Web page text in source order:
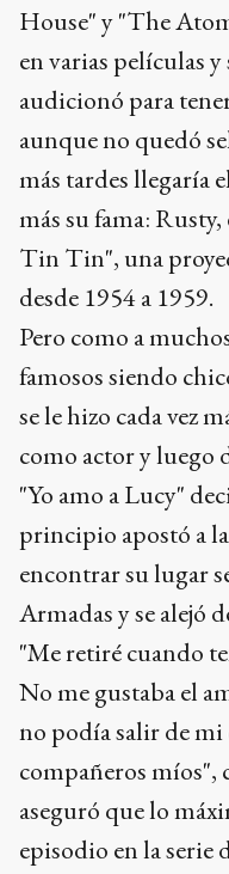
House" y "The
en varias películas
audicionó para
aunque no quedó
más tardes llegaría
más su fama:
Tin Tin", una
desde 1954 a 1959.
Pero como a
famosos siendo
se le hizo cada vez
como actor y luego
"Yo amo a Lucy"
principio apostó a
encontrar su lugar
Armadas y se alejó
"Me retiré cuando
No me gustaba el
no podía salir de mi
compañeros míos",
aseguró que lo
episodio en la